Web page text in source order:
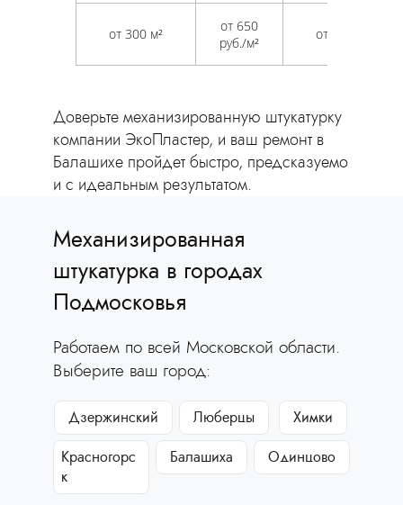
от 300 м²
от 650
руб./м²
от 300 м²
Доверьте механизированную штукатурку
компании ЭкоПластер, и ваш ремонт в
Балашихе пройдет быстро, предсказуемо
и с идеальным результатом.
Механизированная
штукатурка в городах
Подмосковья
Работаем по всей Московской области.
Выберите ваш город:
Дзержинский Люберцы
Химки
Красногорс
к
Балашиха Одинцово